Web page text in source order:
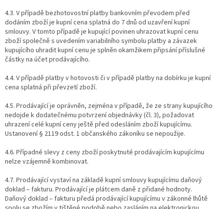
4.3. V případě bezhotovostní platby bankovním převodem před
dodáním zboží je kupní cena splatná do 7 dnů od uzavření kupní
smlouvy. V tomto případě je kupující povinen uhrazovat kupní cenu
zboží společně s uvedením variabilního symbolu platby a závazek
kupujícího uhradit kupní cenu je splněn okamžikem připsání příslušné
částky na účet prodávajícího.
4.4. V případě platby v hotovosti či v případě platby na dobírku je kupní
cena splatná při převzetí zboží.
4.5. Prodávající je oprávněn, zejména v případě, že ze strany kupujícího
nedojde k dodatečnému potvrzení objednávky (čl. 3), požadovat
uhrazení celé kupní ceny ještě před odesláním zboží kupujícímu.
Ustanovení § 2119 odst. 1 občanského zákoníku se nepoužije.
4.6. Případné slevy z ceny zboží poskytnuté prodávajícím kupujícímu
nelze vzájemně kombinovat.
4.7. Prodávající vystaví na základě kupní smlouvy kupujícímu daňový
doklad – fakturu. Prodávající je plátcem daně z přidané hodnoty.
Daňový doklad – fakturu předá prodávající kupujícímu v zákonné lhůtě